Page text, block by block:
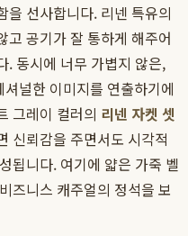
을 선사합니다. 리넨 특유의
고 공기가 잘 통하게 해주어
. 동시에 너무 가볍지 않은,
널한 이미지를 연출하기에
그레이 컬러의 리넨 자켓 셋
신뢰감을 주면서도 시각적
됩니다. 여기에 얇은 가죽 벨
즈니스 캐주얼의 정석을 보